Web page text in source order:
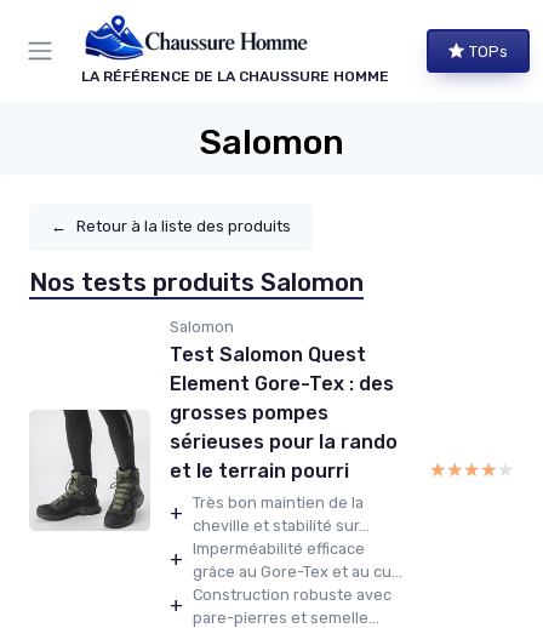
LA RÉFÉRENCE DE LA CHAUSSURE HOMME
TOPs
Salomon
← Retour à la liste des produits
Nos tests produits Salomon
Salomon
Test Salomon Quest
Element Gore-Tex : des
grosses pompes
sérieuses pour la rando
et le terrain pourri
+ Très bon maintien de la
cheville et stabilité sur...
+ Imperméabilité efficace
grâce au Gore-Tex et au cu...
+ Construction robuste avec
pare-pierres et semelle...
★★★★★
★★★★★
Panneau de gestion des cookies